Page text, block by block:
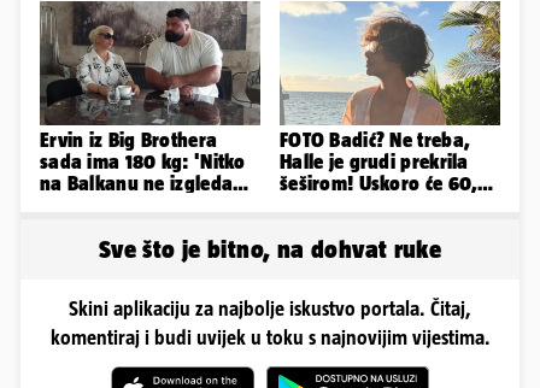
Ervin iz Big Brothera
sada ima 180 kg: 'Nitko
na Balkanu ne izgleda
FOTO Badić? Ne treba,
Halle je grudi prekrila
šeširom! Uskoro će 60,
Sve što je bitno, na dohvat ruke
Skini aplikaciju za najbolje iskustvo portala. Čitaj,
komentiraj i budi uvijek u toku s najnovijim vijestima.